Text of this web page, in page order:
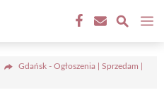
Gdańsk - Ogłoszenia | Sprzedam |